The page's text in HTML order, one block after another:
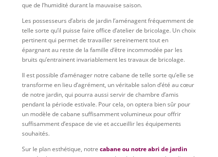
que de l’humidité durant la mauvaise saison.
Les possesseurs d’abris de jardin l’aménagent fréquemment de
telle sorte qu’il puisse faire office d’atelier de bricolage. Un choix
pertinent qui permet de travailler sereinement tout en
épargnant au reste de la famille d’être incommodée par les
bruits qu’entrainent invariablement les travaux de bricolage.
Il est possible d’aménager notre cabane de telle sorte qu’elle se
transforme en lieu d’agrément, un véritable salon d’été au cœur
de notre jardin, qui pourra aussi servir de chambre d’amis
pendant la période estivale. Pour cela, on optera bien sûr pour
un modèle de cabane suffisamment volumineux pour offrir
suffisamment d’espace de vie et accueillir les équipements
souhaités.
Sur le plan esthétique, notre cabane ou notre abri de jardin